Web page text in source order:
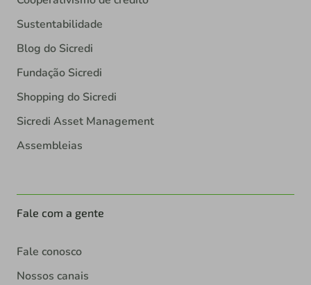
Sustentabilidade
Blog do Sicredi
Fundação Sicredi
Shopping do Sicredi
Sicredi Asset Management
Assembleias
Fale com a gente
Fale conosco
Nossos canais